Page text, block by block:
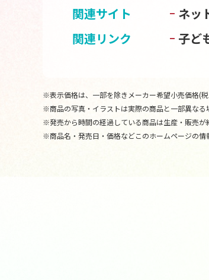
関連サイト
ネッ
関連リンク
子ど
※表示価格は、一部を除きメーカー希望小売価格(
※商品の写真・イラストは実際の商品と一部異なる
※発売から時間の経過している商品は生産・販売が
※商品名・発売日・価格などこのホームページの情